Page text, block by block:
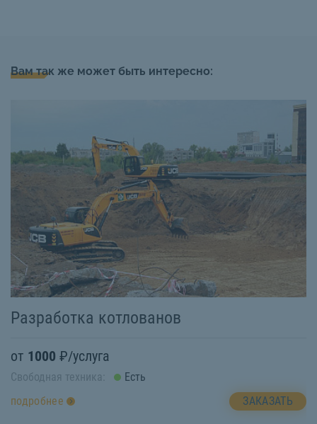
Вам так же может быть интересно:
Разработка котлованов
от 1000 ₽/услуга
Свободная техника:
Есть
подробнее
ЗАКАЗАТЬ